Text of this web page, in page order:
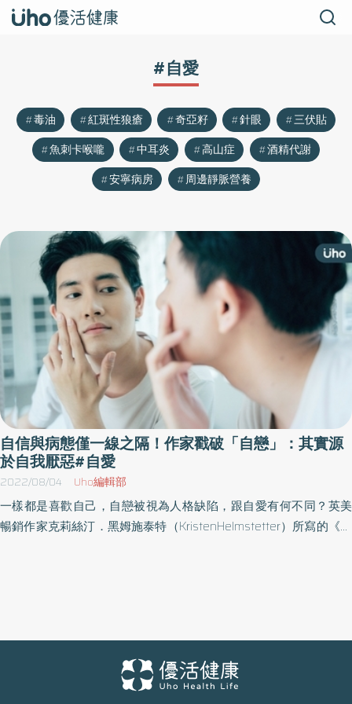
#自愛
毒油 紅斑性狼瘡 奇亞籽 針眼
三伏貼
魚刺卡喉嚨
中耳炎 高山症
酒精代謝
安寧病房
周邊靜脈營養
自信與病態僅一線之隔！作家戳破「自戀」：其實源
於自我厭惡#自愛
2022/08/04 Uho編輯部
一樣都是喜歡自己，自戀被視為人格缺陷，跟自愛有何不同？英美
暢銷作家克莉絲汀．黑姆施泰特（KristenHelmstetter）所寫的《咖